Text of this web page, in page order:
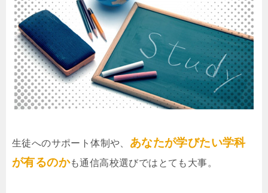
生徒へのサポート体制や、 あなたが学びたい学科
が有るのかも通信高校選びではとても大事。